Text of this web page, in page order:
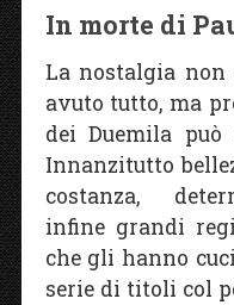
In morte di
La nostalgia non
avuto tutto, ma
dei Duemila
Innanzitutto
costanza,
infine grandi
che gli hanno
serie di titoli col